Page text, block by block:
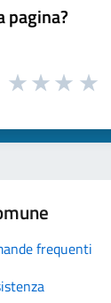
pagina?
frequenti